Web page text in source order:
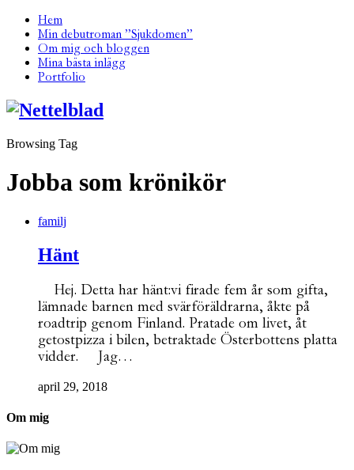
Hem
Min debutroman ”Sjukdomen”
Om mig och bloggen
Mina bästa inlägg
Portfolio
Browsing Tag
Jobba som krönikör
familj
Hänt
Hej. Detta har hänt:vi firade fem år som gifta,
lämnade barnen med svärföräldrarna, åkte på
roadtrip genom Finland. Pratade om livet, åt
getostpizza i bilen, betraktade Österbottens platta
vidder. Jag…
april 29, 2018
Om mig